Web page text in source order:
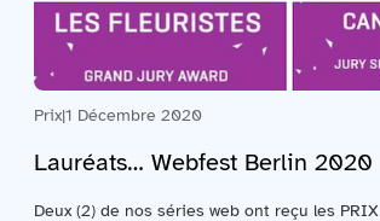
Prix|1 Décembre 2020
Lauréats… Webfest Berlin 2020
Deux (2) de nos séries web ont reçu les PRIX